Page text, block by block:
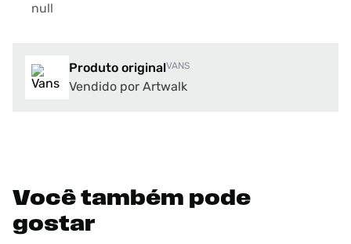
null
Produto originalVANS
Vendido por Artwalk
Você também pode
gostar